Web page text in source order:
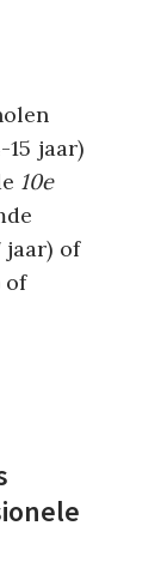
15 jaar)
10e
jaar) of
of